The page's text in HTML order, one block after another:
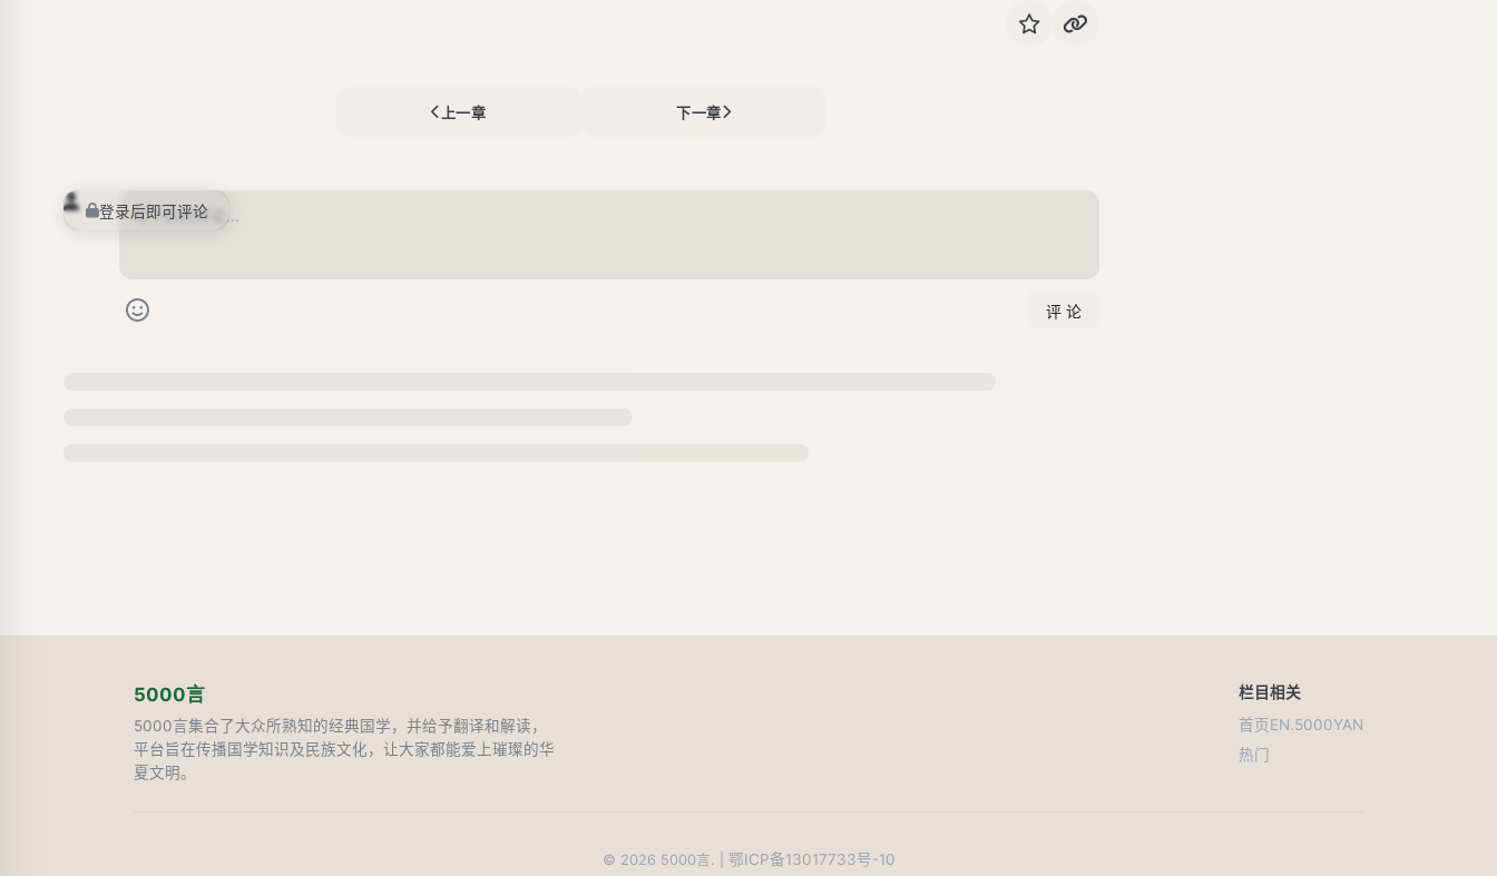
上一章 下一章
登录后即可评论
5000言
5000言集合了大众所熟知的经典国学，并给予翻译和解读，
平台旨在传播国学知识及民族文化，让大家都能爱上璀璨的华
夏文明。
栏目
首页
热门
相关
EN.5000YAN
© 2026 5000言. | 鄂ICP备13017733号-10